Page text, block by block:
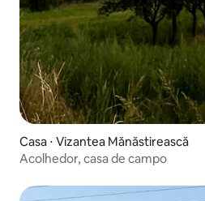
Casa ⋅ Vizantea Mănăstirească
Acolhedor, casa de campo